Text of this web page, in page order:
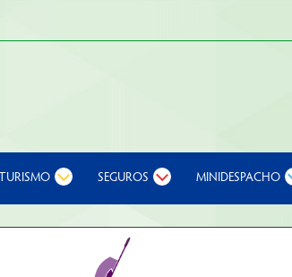
TURISMO SEGUROS MINIDESPACHO